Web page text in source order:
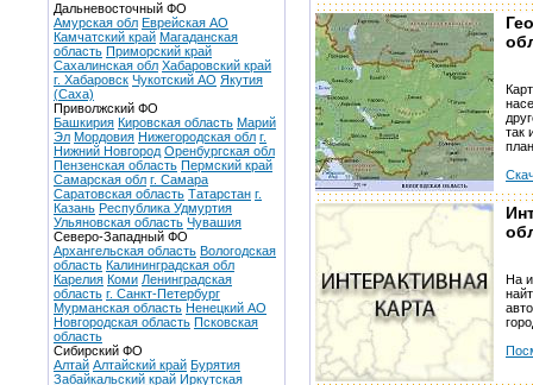
Дальневосточный ФО
Амурская обл Еврейская АО
Камчатский край Магаданская
область Приморский край
Сахалинская обл Хабаровский край
г. Хабаровск Чукотский АО Якутия
(Саха)
Приволжский ФО
Башкирия Кировская область Марий
Эл Мордовия Нижегородская обл г.
Нижний Новгород Оренбургская обл
Пензенская область Пермский край
Самарская обл г. Самара
Саратовская область Татарстан г.
Казань Республика Удмуртия
Ульяновская область Чувашия
Северо-Западный ФО
Архангельская область Вологодская
область Калининградская обл
Карелия Коми Ленинградская
область г. Санкт-Петербург
Мурманская область Ненецкий АО
Новгородская область Псковская
область
Сибирский ФО
Алтай Алтайский край Бурятия
Забайкальский край Иркутская
так
На